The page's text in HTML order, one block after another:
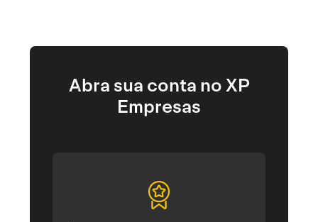
Abra sua conta no XP
Empresas